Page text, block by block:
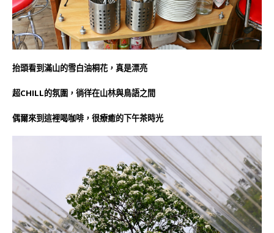
抬頭看到滿山的雪白油桐花，真是漂亮
超CHILL的氛圍，徜徉在山林與鳥語之間
偶爾來到這裡喝咖啡，很療癒的下午茶時光